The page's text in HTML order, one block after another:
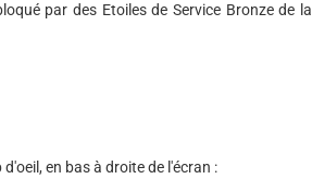
par des Etoiles de Service Bronze de la
en bas à droite de l'écran :